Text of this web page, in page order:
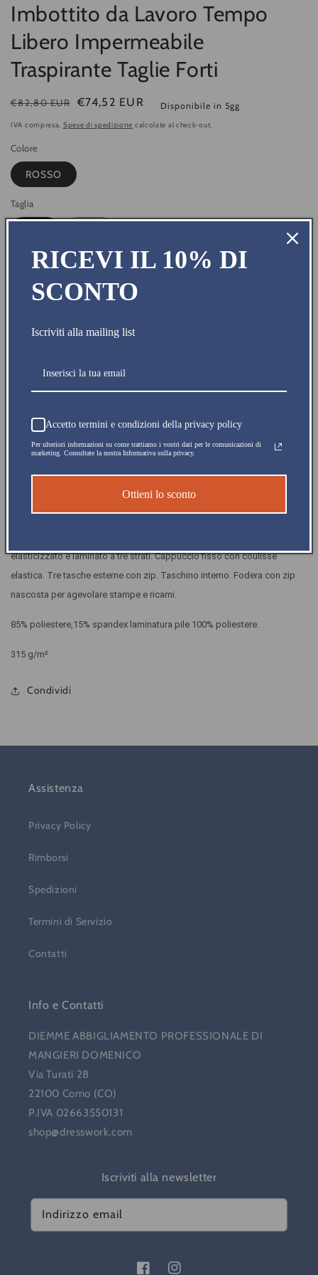
Imbottito da Lavoro Tempo
Libero Impermeabile
Traspirante Taglie Forti
Prezzo
di
€82,80 EUR
Prezzo
di
€74,52 EUR Disponibile in 5gg
IVA compresa. Spese di spedizione calcolate al check-out.
Colore
ROSSO
Taglia
In riassortimento: disponibile in 3 giorni
Quantità
Diminuisci
quantità
Softshell
Imbottito
da
Lavoro
Tempo
Libero
Aumenta
quantità
Softshell
da
Lavoro
Tempo
Libero
Impermeabile
Disponibile in 5gg
Spedito in giornata
Pagamento sicuro
elasticizzato e laminato a tre strati. Cappuccio fisso con coulisse
elastica. Tre tasche esterne con zip. Taschino interno. Fodera con zip
nascosta per agevolare stampe e ricami.
85% poliestere,15% spandex laminatura pile 100% poliestere.
315 g/m²
Condividi
Assistenza
Privacy Policy
Rimborsi
Spedizioni
Termini di Servizio
Contatti
Info e Contatti
DIEMME ABBIGLIAMENTO PROFESSIONALE DI
MANGIERI DOMENICO
Via Turati 28
22100 Como (CO)
P.IVA 02663550131
shop@dresswork.com
Iscriviti alla newsletter
Indirizzo email
RICEVI IL 10% DI
SCONTO
Iscriviti alla mailing list
Accetto termini e condizioni della privacy policy
Per ulteriori informazioni su come trattiamo i vostri dati per le comunicazioni di
marketing. Consultate la nostra Informativa sulla privacy.
Ottieni lo sconto